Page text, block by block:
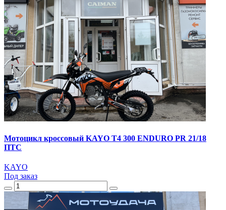
Мотоцикл кроссовый KAYO T4 300 ENDURO PR 21/18
ПТС
KAYO
Под заказ